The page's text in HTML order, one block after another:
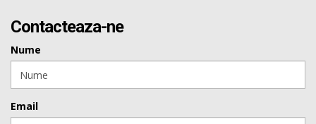
Contacteaza-ne
Nume
Email